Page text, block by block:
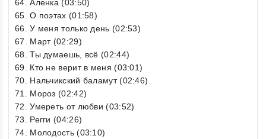
64. Аленка (03:50)
65. О поэтах (01:58)
66. У меня только день (02:53)
67. Март (02:29)
68. Ты думаешь, всё (02:44)
69. Кто не верит в меня (03:01)
70. Нальчикский баламут (02:46)
71. Мороз (02:42)
72. Умереть от любви (03:52)
73. Регги (04:26)
74. Молодость (03:10)